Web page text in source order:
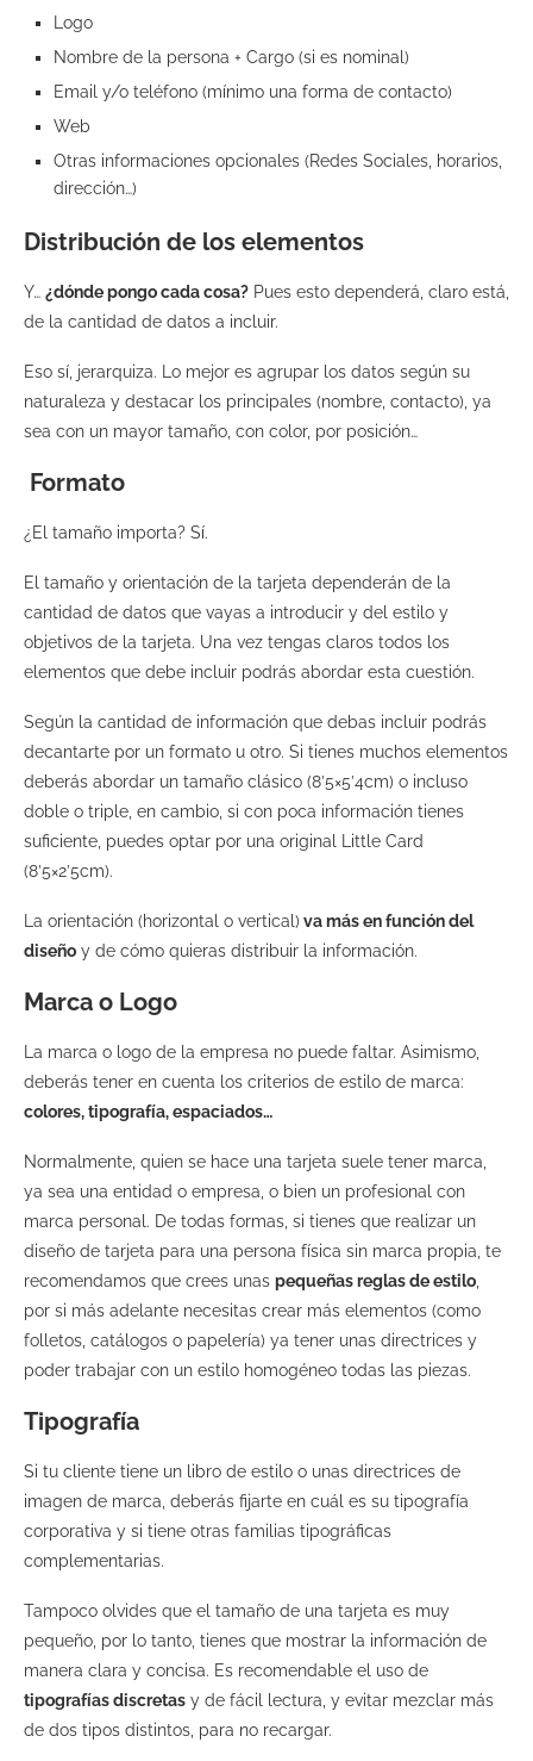
Logo
Nombre de la persona + Cargo (si es nominal)
Email y/o teléfono (mínimo una forma de contacto)
Web
Otras informaciones opcionales (Redes Sociales, horarios,
dirección…)
Distribución de los elementos
Y… ¿dónde pongo cada cosa? Pues esto dependerá, claro está,
de la cantidad de datos a incluir.
Eso sí, jerarquiza. Lo mejor es agrupar los datos según su
naturaleza y destacar los principales (nombre, contacto), ya
sea con un mayor tamaño, con color, por posición…
Formato
¿El tamaño importa? Sí.
El tamaño y orientación de la tarjeta dependerán de la
cantidad de datos que vayas a introducir y del estilo y
objetivos de la tarjeta. Una vez tengas claros todos los
elementos que debe incluir podrás abordar esta cuestión.
Según la cantidad de información que debas incluir podrás
decantarte por un formato u otro. Si tienes muchos elementos
deberás abordar un tamaño clásico (8’5×5’4cm) o incluso
doble o triple, en cambio, si con poca información tienes
suficiente, puedes optar por una original Little Card
(8’5×2’5cm).
La orientación (horizontal o vertical) va más en función del
diseño y de cómo quieras distribuir la información.
Marca o Logo
La marca o logo de la empresa no puede faltar. Asimismo,
deberás tener en cuenta los criterios de estilo de marca:
colores, tipografía, espaciados…
Normalmente, quien se hace una tarjeta suele tener marca,
ya sea una entidad o empresa, o bien un profesional con
marca personal. De todas formas, si tienes que realizar un
diseño de tarjeta para una persona física sin marca propia, te
recomendamos que crees unas pequeñas reglas de estilo,
por si más adelante necesitas crear más elementos (como
folletos, catálogos o papelería) ya tener unas directrices y
poder trabajar con un estilo homogéneo todas las piezas.
Tipografía
Si tu cliente tiene un libro de estilo o unas directrices de
imagen de marca, deberás fijarte en cuál es su tipografía
corporativa y si tiene otras familias tipográficas
complementarias.
Tampoco olvides que el tamaño de una tarjeta es muy
pequeño, por lo tanto, tienes que mostrar la información de
manera clara y concisa. Es recomendable el uso de
tipografías discretas y de fácil lectura, y evitar mezclar más
de dos tipos distintos, para no recargar.